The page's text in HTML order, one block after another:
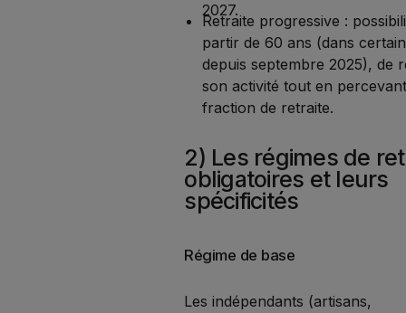
2027.
Retraite progressive :
partir de 60 ans (dans
depuis septembre 2025), de
son activité tout en
fraction de retraite.
2) Les régimes de
obligatoires et leurs
spécificités
Régime de base
Les indépendants (artisans,